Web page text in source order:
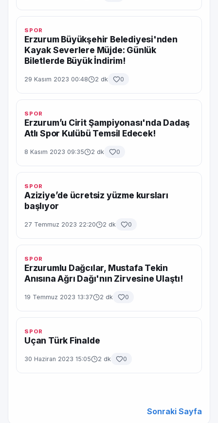
SPOR
Erzurum Büyükşehir Belediyesi'nden
Kayak Severlere Müjde: Günlük
Biletlerde Büyük İndirim!
29 Kasım 2023 00:48 2 dk 0
SPOR
Erzurum’u Cirit Şampiyonası'nda Dadaş
Atlı Spor Kulübü Temsil Edecek!
8 Kasım 2023 09:35 2 dk 0
SPOR
Aziziye’de ücretsiz yüzme kursları
başlıyor
27 Temmuz 2023 22:20 2 dk 0
SPOR
Erzurumlu Dağcılar, Mustafa Tekin
Anısına Ağrı Dağı'nın Zirvesine Ulaştı!
19 Temmuz 2023 13:37 2 dk 0
SPOR
Uçan Türk Finalde
30 Haziran 2023 15:05 2 dk 0
Sonraki Sayfa